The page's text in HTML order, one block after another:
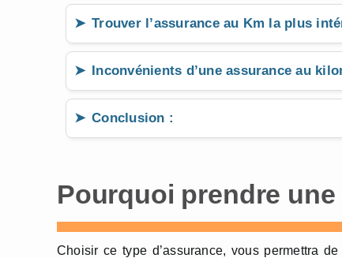
Trouver l’assurance au Km la plus
Inconvénients d’une assurance au
Conclusion :
Pourquoi prendre
Choisir ce type d’assurance, vous permettra